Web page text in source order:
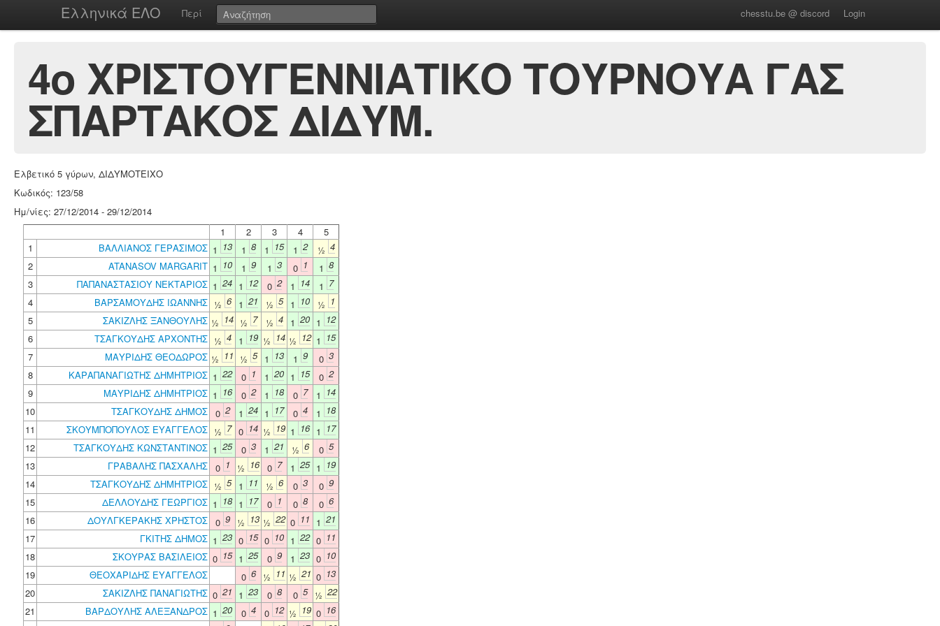
Ελληνικά ΕΛΟ Περί chesstu.be @ discord Login
4ο ΧΡΙΣΤΟΥΓΕΝΝΙΑΤΙΚΟ ΤΟΥΡΝΟΥΑ ΓΑΣ
ΣΠΑΡΤΑΚΟΣ ΔΙΔΥΜ.
Ελβετικό 5 γύρων, ΔΙΔΥΜΟΤΕΙΧΟ
Κωδικός: 123/58
Ημ/νίες: 27/12/2014 - 29/12/2014
1
2 3 4
5
1
ΒΑΛΛΙΑΝΟΣ ΓΕΡΑΣΙΜΟΣ 1 13 1 8 1 15 1 2 ½ 4
2
ATANASOV MARGARIT 1 10 1 9 1 3 0 1 1 8
3
ΠΑΠΑΝΑΣΤΑΣΙΟΥ ΝΕΚΤΑΡΙΟΣ 1 24 1 12 0 2 1 14 1 7
4
ΒΑΡΣΑΜΟΥΔΗΣ ΙΩΑΝΝΗΣ ½ 6 1 21 ½ 5 1 10 ½ 1
5
ΣΑΚΙΖΛΗΣ ΞΑΝΘΟΥΛΗΣ ½ 14 ½ 7 ½ 4 1 20 1 12
6
ΤΣΑΓΚΟΥΔΗΣ ΑΡΧΟΝΤΗΣ ½ 4 1 19 ½ 14 ½ 12 1 15
7
ΜΑΥΡΙΔΗΣ ΘΕΟΔΩΡΟΣ ½ 11 ½ 5 1 13 1 9 0 3
8
ΚΑΡΑΠΑΝΑΓΙΩΤΗΣ ΔΗΜΗΤΡΙΟΣ 1 22 0 1 1 20 1 15 0 2
9
ΜΑΥΡΙΔΗΣ ΔΗΜΗΤΡΙΟΣ 1 16 0 2 1 18 0 7 1 14
10
ΤΣΑΓΚΟΥΔΗΣ ΔΗΜΟΣ 0 2 1 24 1 17 0 4 1 18
11
ΣΚΟΥΜΠΟΠΟΥΛΟΣ ΕΥΑΓΓΕΛΟΣ ½ 7 0 14 ½ 19 1 16 1 17
12
ΤΣΑΓΚΟΥΔΗΣ ΚΩΝΣΤΑΝΤΙΝΟΣ 1 25 0 3 1 21 ½ 6 0 5
13
ΓΡΑΒΑΛΗΣ ΠΑΣΧΑΛΗΣ 0 1 ½ 16 0 7 1 25 1 19
14
ΤΣΑΓΚΟΥΔΗΣ ΔΗΜΗΤΡΙΟΣ ½ 5 1 11 ½ 6 0 3 0 9
15
ΔΕΛΛΟΥΔΗΣ ΓΕΩΡΓΙΟΣ 1 18 1 17 0 1 0 8 0 6
16
ΔΟΥΛΓΚΕΡΑΚΗΣ ΧΡΗΣΤΟΣ 0 9 ½ 13 ½ 22 0 11 1 21
17
ΓΚΙΤΗΣ ΔΗΜΟΣ 1 23 0 15 0 10 1 22 0 11
18
ΣΚΟΥΡΑΣ ΒΑΣΙΛΕΙΟΣ 0 15 1 25 0 9 1 23 0 10
19
ΘΕΟΧΑΡΙΔΗΣ ΕΥΑΓΓΕΛΟΣ 0 6 ½ 11 ½ 21 0 13
20
ΣΑΚΙΖΛΗΣ ΠΑΝΑΓΙΩΤΗΣ 0 21 1 23 0 8 0 5 ½ 22
21
ΒΑΡΔΟΥΛΗΣ ΑΛΕΞΑΝΔΡΟΣ 1 20 0 4 0 12 ½ 19 0 16